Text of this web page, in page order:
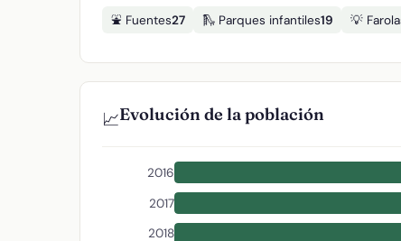
⛲ Fuentes27 🛝 Parques infantiles19 💡
📈Evolución de la población
2016
2017
2018